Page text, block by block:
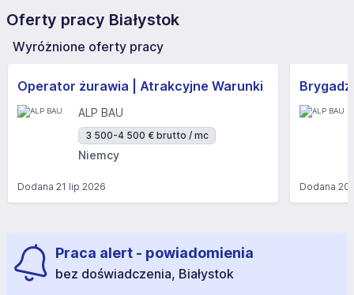
Oferty pracy Białystok
Wyróżnione oferty pracy
Operator żurawia | Atrakcyjne Warunki
ALP BAU
3 500-4 500 € brutto / mc
Niemcy
Dodana 21 lip 2026 Dodana20
Praca alert - powiadomienia
bez doświadczenia, Białystok